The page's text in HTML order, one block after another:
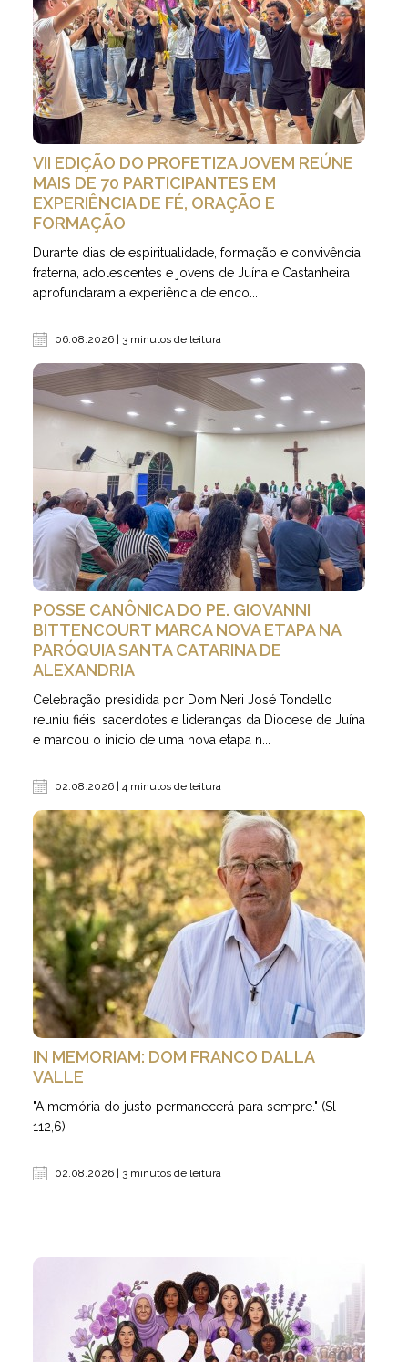
VII EDIÇÃO DO PROFETIZA JOVEM REÚNE
MAIS DE 70 PARTICIPANTES EM
EXPERIÊNCIA DE FÉ, ORAÇÃO E
FORMAÇÃO
Durante dias de espiritualidade, formação e convivência
fraterna, adolescentes e jovens de Juína e Castanheira
aprofundaram a experiência de enco...
06.08.2026 | 3 minutos de leitura
POSSE CANÔNICA DO PE. GIOVANNI
BITTENCOURT MARCA NOVA ETAPA NA
PARÓQUIA SANTA CATARINA DE
ALEXANDRIA
Celebração presidida por Dom Neri José Tondello
reuniu fiéis, sacerdotes e lideranças da Diocese de Juína
e marcou o início de uma nova etapa n...
02.08.2026 | 4 minutos de leitura
IN MEMORIAM: DOM FRANCO DALLA
VALLE
"A memória do justo permanecerá para sempre." (Sl
112,6)
02.08.2026 | 3 minutos de leitura